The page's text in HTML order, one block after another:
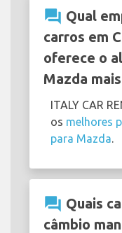
question_answer Qual
carros em
oferece o
Mazda
ITALY CAR
os melhores
para Mazda
question_answer Quais
câmbio